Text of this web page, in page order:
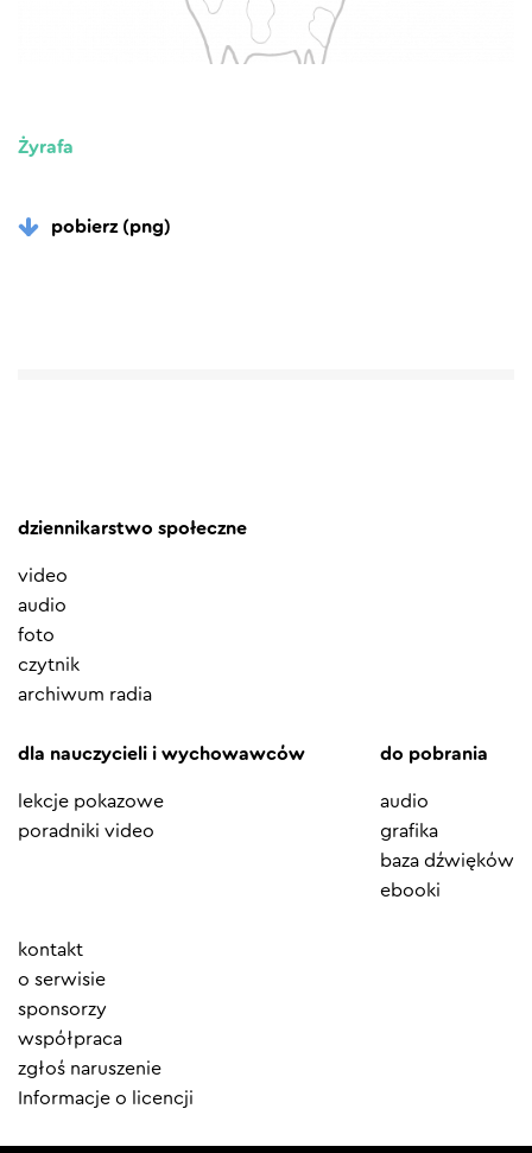
Żyrafa
pobierz (png)
dziennikarstwo społeczne
video
audio
foto
czytnik
archiwum radia
dla nauczycieli i wychowawców
lekcje pokazowe
poradniki video
do pobrania
audio
grafika
baza dźwięków
ebooki
Element
menu
kontakt
o serwisie
sponsorzy
współpraca
zgłoś naruszenie
Informacje o licencji